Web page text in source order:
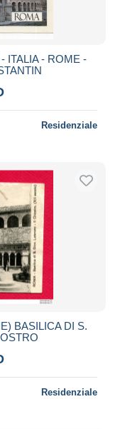
ITALIA - ROME -
Residenziale
BASILICA DI S.
Residenziale